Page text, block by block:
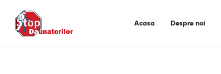
Acasa Despre noi